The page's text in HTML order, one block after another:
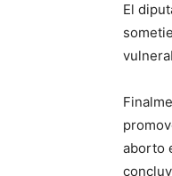
El
aborto